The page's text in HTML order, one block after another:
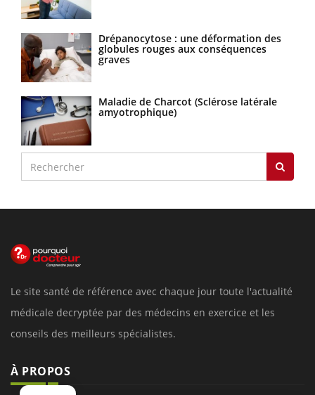
Drépanocytose : une déformation des
globules rouges aux conséquences
graves
Maladie de Charcot (Sclérose latérale
amyotrophique)
Le site santé de référence avec chaque jour toute l'actualité
médicale decryptée par des médecins en exercice et les
conseils des meilleurs spécialistes.
À PROPOS